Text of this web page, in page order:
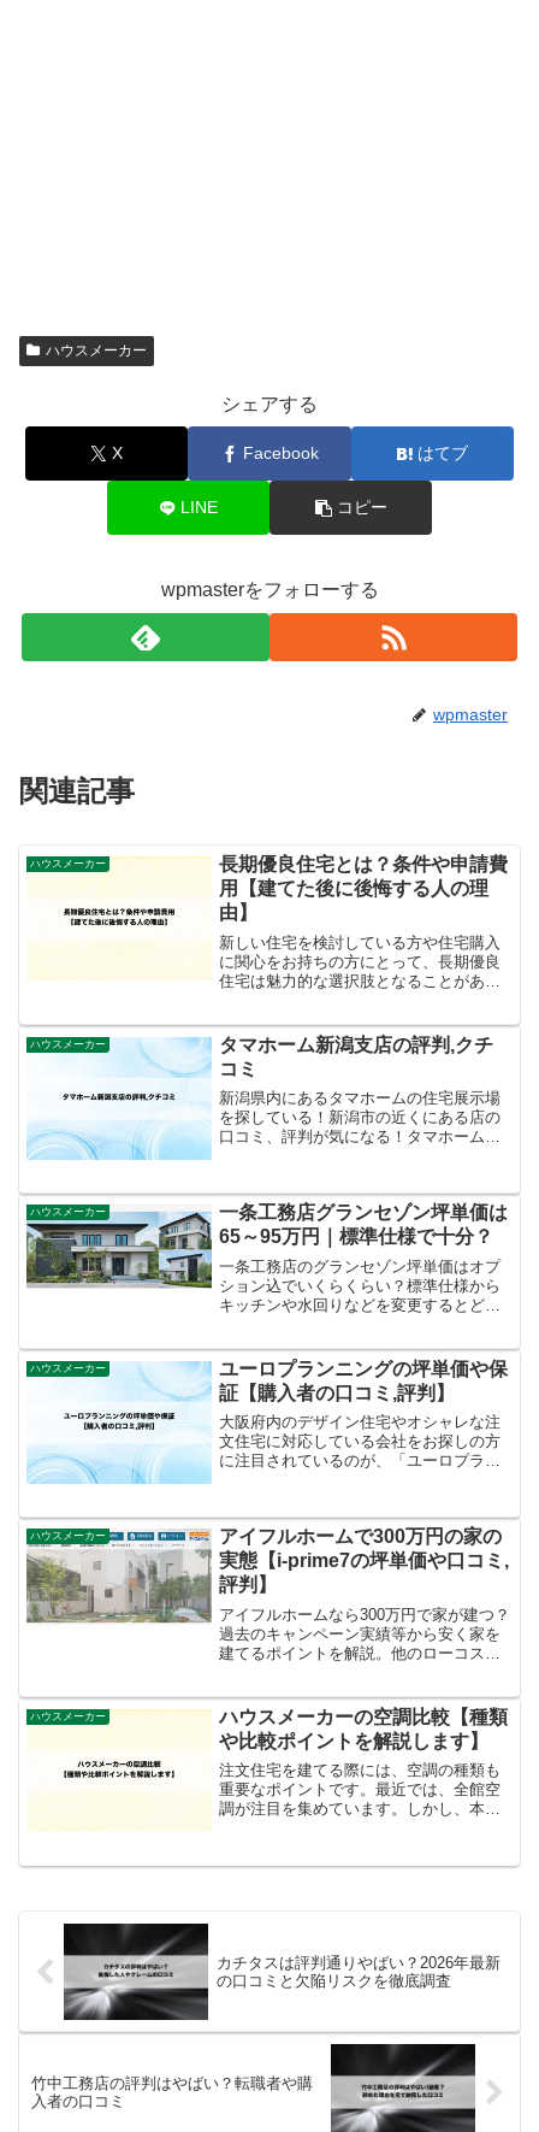
ハウスメーカー
シェアする
X Facebook はてブ
LINE コピー
wpmasterをフォローする
wpmaster
関連記事
ハウスメーカー
長期優良住宅とは？条件や申請費
用【建てた後に後悔する人の理
由】
新しい住宅を検討している方や住宅購入
に関心をお持ちの方にとって、長期優良
住宅は魅力的な選択肢となることがあり
件、申請費用、住宅ローンとの関係、そ
して住宅ローン減税の利点に...
ハウスメーカー
タマホーム新潟支店の評判,クチ
コミ
新潟県内にあるタマホームの住宅展示場
を探している！新潟市の近くにある店の
口コミ、評判が気になる！タマホームに
タマホーム関連記事。タマホーム見学で
クオカードをもらう流れと...
ハウスメーカー
一条工務店グランセゾン坪単価は
65～95万円｜標準仕様で十分？
一条工務店のグランセゾン坪単価はオプ
ション込でいくらくらい？標準仕様から
キッチンや水回りなどを変更するとどの
ハウスメーカー
ユーロプランニングの坪単価や保
証【購入者の口コミ,評判】
大阪府内のデザイン住宅やオシャレな注
文住宅に対応している会社をお探しの方
に注目されているのが、「ユーロプラン
保証、契約の流れ、アフターフォローな
どをわかりやすく解説しま...
ハウスメーカー
アイフルホームで300万円の家の
実態【i-prime7の坪単価や口コミ,
評判】
アイフルホームなら300万円で家が建つ？
過去のキャンペーン実績等から安く家を
建てるポイントを解説。他のローコスト
の考え方もご紹介しています
ハウスメーカー
ハウスメーカーの空調比較【種類
や比較ポイントを解説します】
注文住宅を建てる際には、空調の種類も
重要なポイントです。最近では、全館空
調が注目を集めています。しかし、本当
住宅の空調の種類ハウスメーカーの全館
カチタスは評判通りやばい？2026年最新
の口コミと欠陥リスクを徹底調査
竹中工務店の評判はやばい？転職者や購
入者の口コミ